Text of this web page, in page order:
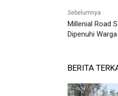
Sebelumnya
Millenial Road
Dipenuhi Warga
BERITA